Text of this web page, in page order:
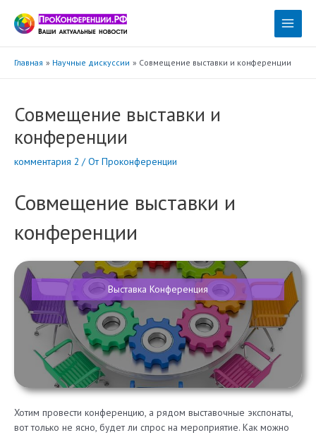
содержимому
Main
Menu
Главная Научные дискуссии Совмещение выставки и конференции
Совмещение выставки и
конференции
комментария 2 / ОтПроконференции
Совмещение выставки и
конференции
Выставка Конференция
Хотим провести конференцию, а рядом выставочные экспонаты,
вот только не ясно, будет ли спрос на мероприятие. Как можно